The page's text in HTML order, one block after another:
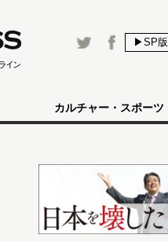
▶SP版
カルチャー・スポーツ